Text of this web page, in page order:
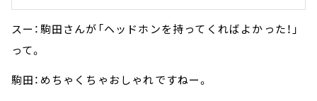
スー：駒田さんが「ヘッドホンを持ってくればよかった！」
って。
駒田：めちゃくちゃおしゃれですねー。